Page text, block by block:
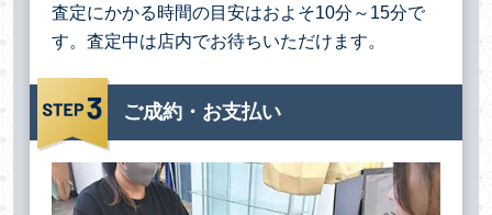
査定にかかる時間の目安はおよそ10分～15分で
す。査定中は店内でお待ちいただけます。
ご成約・お支払い